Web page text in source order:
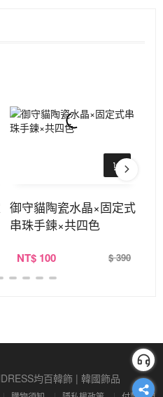
御守貓陶瓷水晶×固定式
串珠手鍊×共四色
NT$ 100 $ 390
均百韓飾 | 韓國飾品